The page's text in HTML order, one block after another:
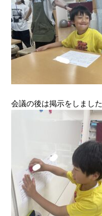
会議の後は掲示をしました